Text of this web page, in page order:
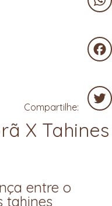
Compartilhe:
X Tahines
entre o
tahines